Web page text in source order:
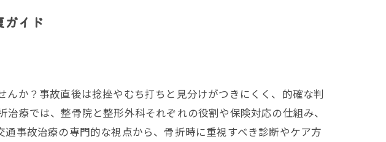
ガイド
か？事故直後は捻挫やむち打ちと見分けがつきにくく、的確な判
療では、整骨院と整形外科それぞれの役割や保険対応の仕組み、
事故治療の専門的な視点から、骨折時に重視すべき診断やケア方